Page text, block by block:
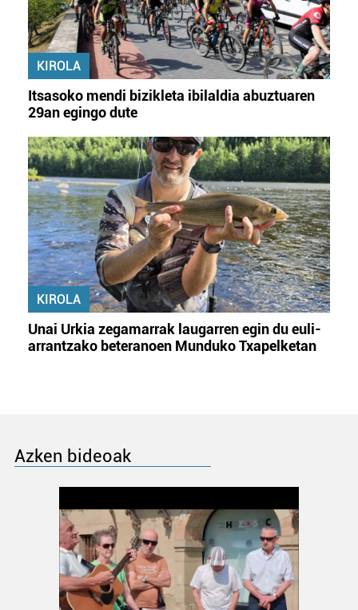
KIROLA
Itsasoko mendi bizikleta ibilaldia abuztuaren
29an egingo dute
KIROLA
Unai Urkia zegamarrak laugarren egin du euli-
arrantzako beteranoen Munduko Txapelketan
Azken bideoak